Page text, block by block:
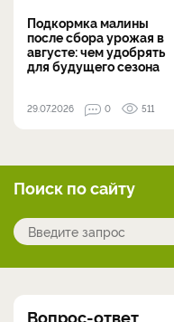
Подкормка малины
после сбора урожая в
августе: чем удобрять
для будущего сезона
29.07.2026 0 511
Поиск по сайту
Вопрос-ответ